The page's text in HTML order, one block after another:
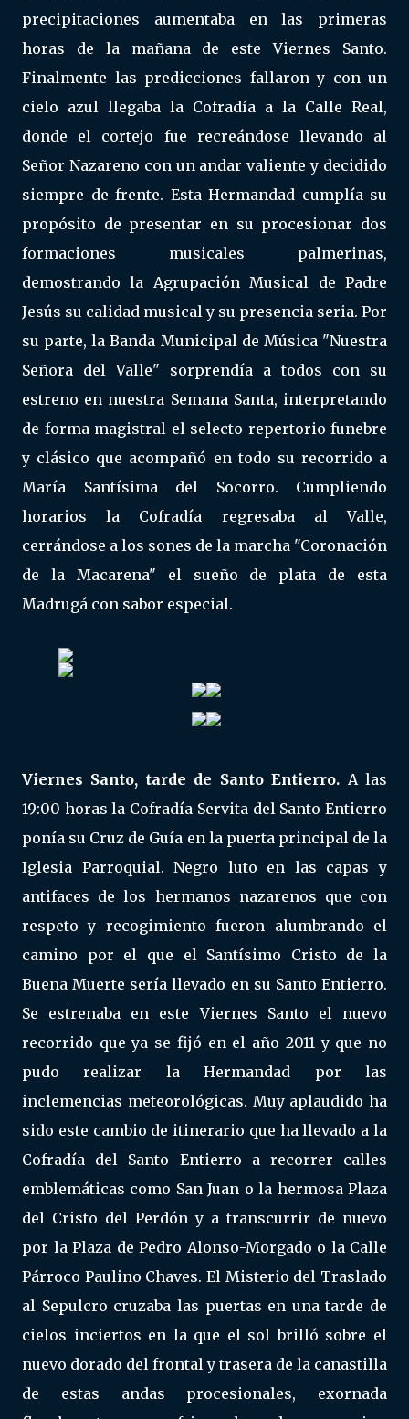
precipitaciones aumentaba en las primeras
horas de la mañana de este Viernes Santo.
Finalmente las predicciones fallaron y con un
cielo azul llegaba la Cofradía a la Calle Real,
donde el cortejo fue recreándose llevando al
Señor Nazareno con un andar valiente y decidido
siempre de frente. Esta Hermandad cumplía su
propósito de presentar en su procesionar dos
formaciones musicales palmerinas,
demostrando la Agrupación Musical de Padre
Jesús su calidad musical y su presencia seria. Por
su parte, la Banda Municipal de Música "Nuestra
Señora del Valle" sorprendía a todos con su
estreno en nuestra Semana Santa, interpretando
de forma magistral el selecto repertorio funebre
y clásico que acompañó en todo su recorrido a
María Santísima del Socorro. Cumpliendo
horarios la Cofradía regresaba al Valle,
cerrándose a los sones de la marcha "Coronación
de la Macarena" el sueño de plata de esta
Madrugá con sabor especial.
Viernes Santo, tarde de Santo Entierro. A las
19:00 horas la Cofradía Servita del Santo Entierro
ponía su Cruz de Guía en la puerta principal de la
Iglesia Parroquial. Negro luto en las capas y
antifaces de los hermanos nazarenos que con
respeto y recogimiento fueron alumbrando el
camino por el que el Santísimo Cristo de la
Buena Muerte sería llevado en su Santo Entierro.
Se estrenaba en este Viernes Santo el nuevo
recorrido que ya se fijó en el año 2011 y que no
pudo realizar la Hermandad por las
inclemencias meteorológicas. Muy aplaudido ha
sido este cambio de itinerario que ha llevado a la
Cofradía del Santo Entierro a recorrer calles
emblemáticas como San Juan o la hermosa Plaza
del Cristo del Perdón y a transcurrir de nuevo
por la Plaza de Pedro Alonso-Morgado o la Calle
Párroco Paulino Chaves. El Misterio del Traslado
al Sepulcro cruzaba las puertas en una tarde de
cielos inciertos en la que el sol brilló sobre el
nuevo dorado del frontal y trasera de la canastilla
de estas andas procesionales, exornada